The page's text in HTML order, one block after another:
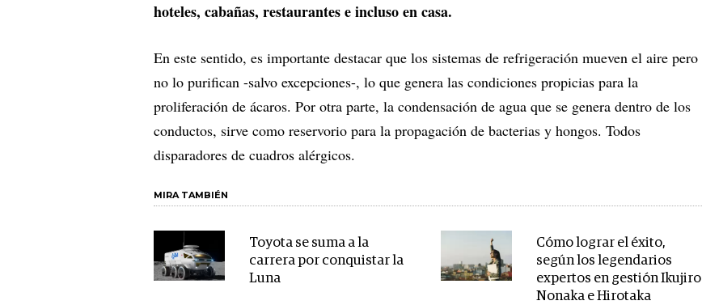
hoteles, cabañas, restaurantes e incluso en casa.
En este sentido, es importante destacar que los sistemas de refrigeración mueven el aire pero
no lo purifican -salvo excepciones-, lo que genera las condiciones propicias para la
proliferación de ácaros. Por otra parte, la condensación de agua que se genera dentro de los
conductos, sirve como reservorio para la propagación de bacterias y hongos. Todos
disparadores de cuadros alérgicos.
MIRA TAMBIÉN
Toyota se suma a la
carrera por conquistar la
Luna
Cómo lograr el éxito,
según los legendarios
expertos en gestión Ikujiro
Nonaka e Hirotaka